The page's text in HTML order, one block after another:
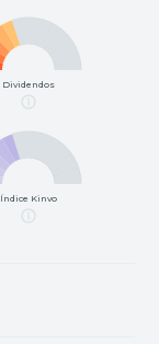
Dividendos
Índice Kinvo